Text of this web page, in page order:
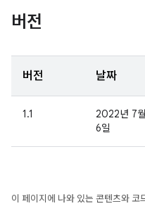
버전
버전 날짜
1.1
2022년 7월
6일
이 페이지에 나와 있는 콘텐츠와 코